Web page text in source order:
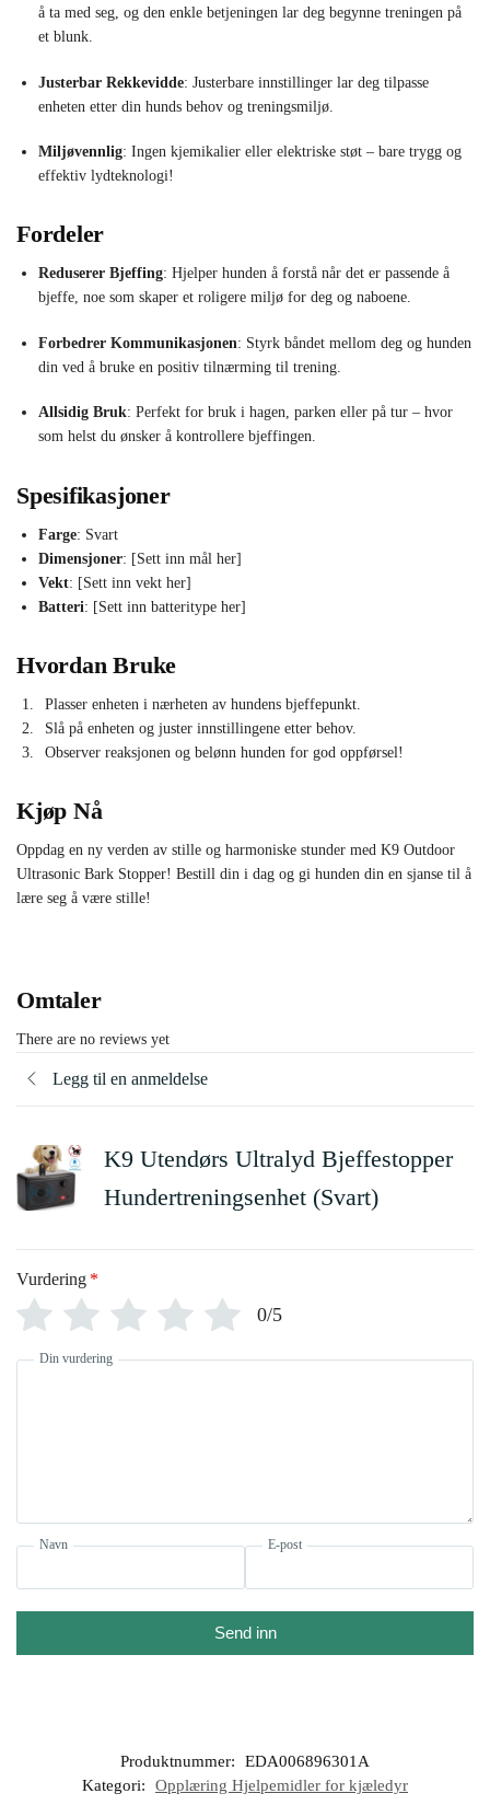
å ta med seg, og den enkle betjeningen lar deg begynne treningen på
et blunk.
Justerbar Rekkevidde: Justerbare innstillinger lar deg tilpasse
enheten etter din hunds behov og treningsmiljø.
Miljøvennlig: Ingen kjemikalier eller elektriske støt – bare trygg og
effektiv lydteknologi!
Fordeler
Reduserer Bjeffing: Hjelper hunden å forstå når det er passende å
bjeffe, noe som skaper et roligere miljø for deg og naboene.
Forbedrer Kommunikasjonen: Styrk båndet mellom deg og hunden
din ved å bruke en positiv tilnærming til trening.
Allsidig Bruk: Perfekt for bruk i hagen, parken eller på tur – hvor
som helst du ønsker å kontrollere bjeffingen.
Spesifikasjoner
Farge: Svart
Dimensjoner: [Sett inn mål her]
Vekt: [Sett inn vekt her]
Batteri: [Sett inn batteritype her]
Hvordan Bruke
Plasser enheten i nærheten av hundens bjeffepunkt.
Slå på enheten og juster innstillingene etter behov.
Observer reaksjonen og belønn hunden for god oppførsel!
Kjøp Nå
Oppdag en ny verden av stille og harmoniske stunder med K9 Outdoor
Ultrasonic Bark Stopper! Bestill din i dag og gi hunden din en sjanse til å
lære seg å være stille!
Omtaler
There are no reviews yet
Legg til en anmeldelse
K9 Utendørs Ultralyd Bjeffestopper
Hundertreningsenhet (Svart)
Vurdering *
0/5
Din vurdering
Navn E-post
Send inn
Produktnummer:
EDA006896301A
Kategori:
Opplæring Hjelpemidler for kjæledyr